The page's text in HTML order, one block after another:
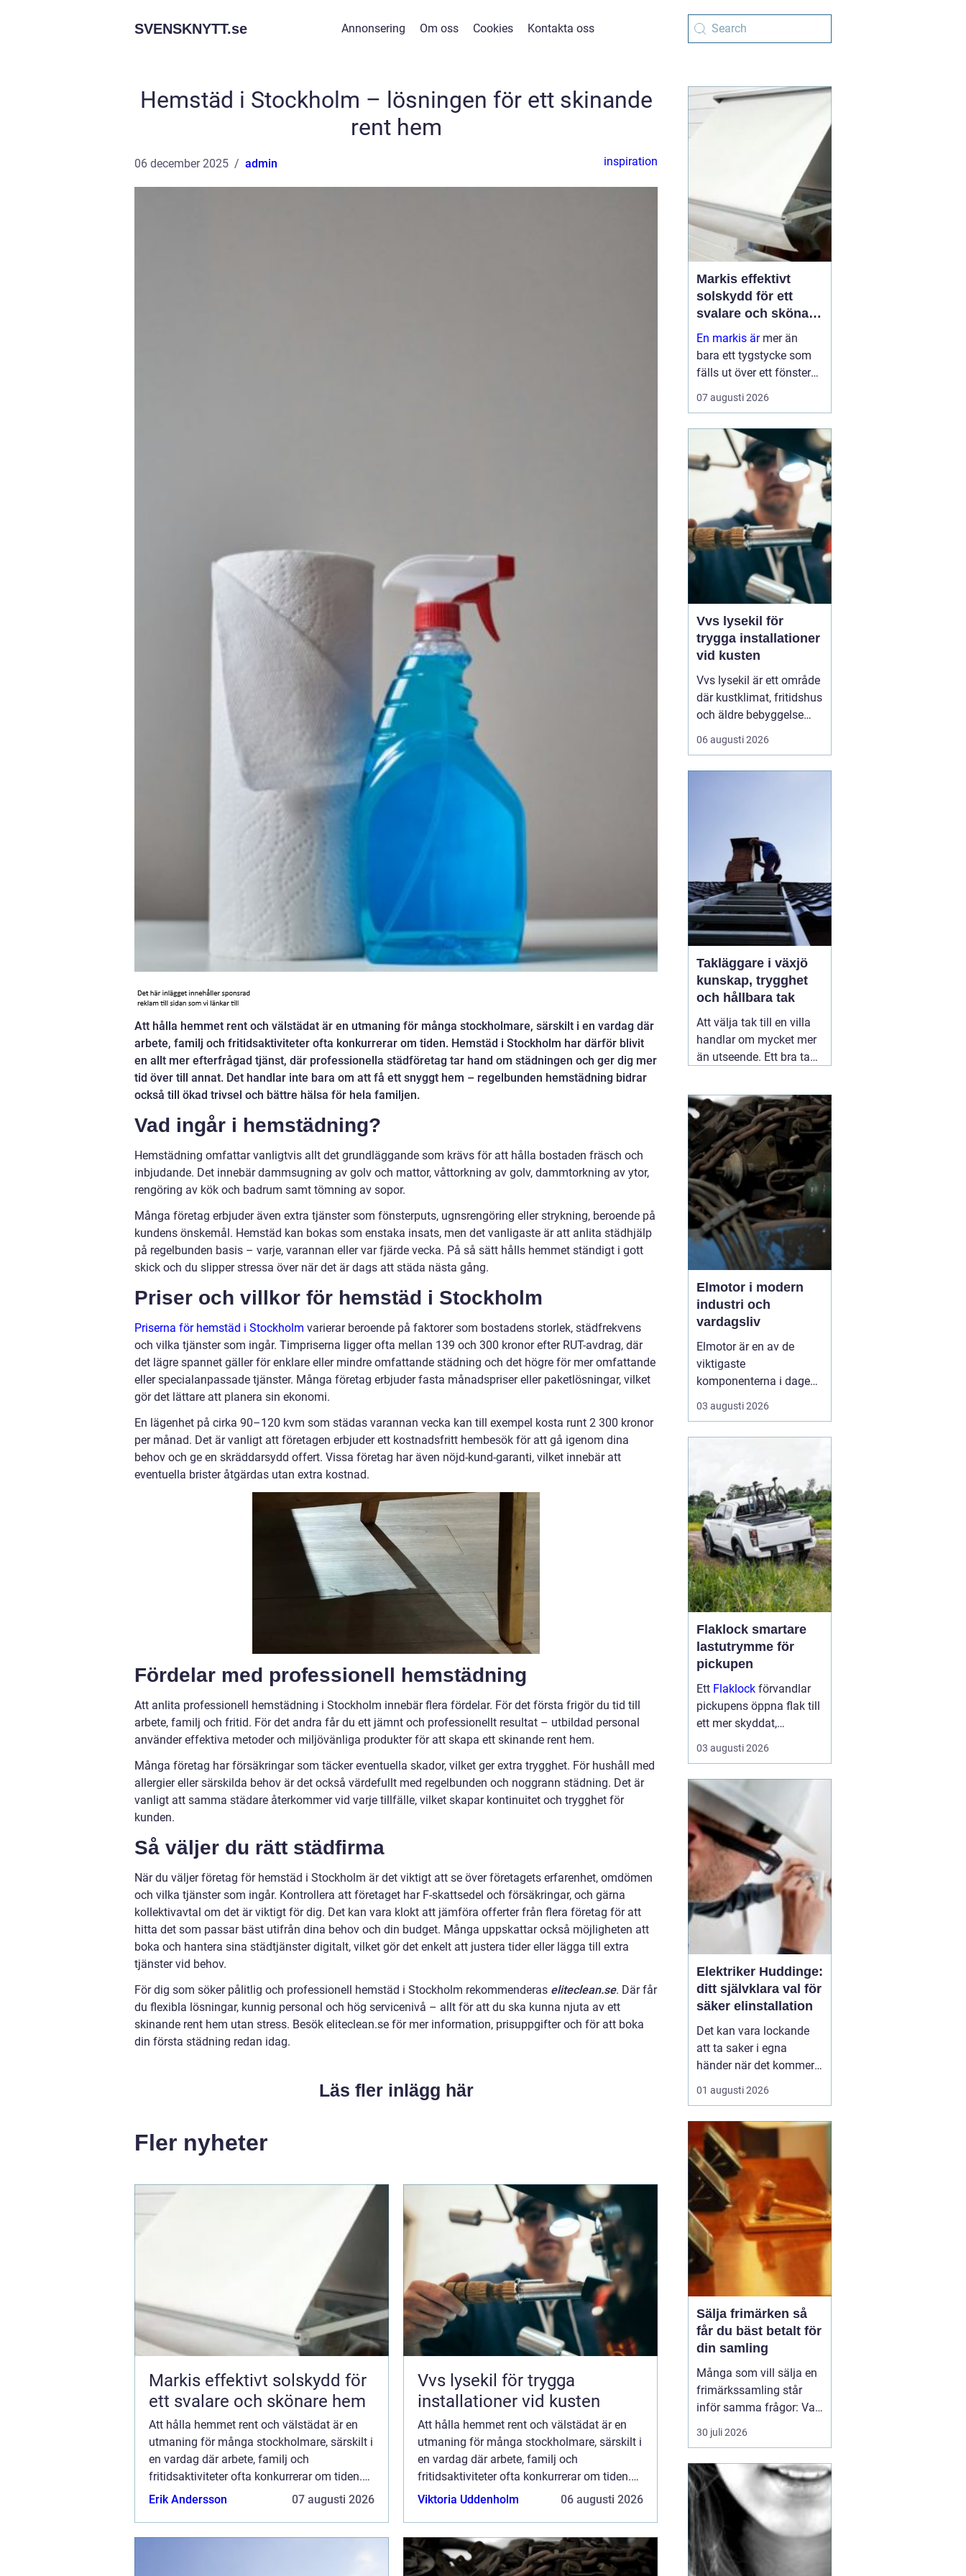
SVENSKNYTT.se Annonsering Om oss Cookies Kontakta oss
Hemstäd i Stockholm – lösningen för ett skinande
rent hem
06 december 2025 admin inspiration
Att hålla hemmet rent och välstädat är en utmaning för många stockholmare, särskilt i en vardag där
arbete, familj och fritidsaktiviteter ofta konkurrerar om tiden. Hemstäd i Stockholm har därför blivit
en allt mer efterfrågad tjänst, där professionella städföretag tar hand om städningen och ger dig mer
tid över till annat. Det handlar inte bara om att få ett snyggt hem – regelbunden hemstädning bidrar
också till ökad trivsel och bättre hälsa för hela familjen.
Vad ingår i hemstädning?
Hemstädning omfattar vanligtvis allt det grundläggande som krävs för att hålla bostaden fräsch och
inbjudande. Det innebär dammsugning av golv och mattor, våttorkning av golv, dammtorkning av ytor,
rengöring av kök och badrum samt tömning av sopor.
Många företag erbjuder även extra tjänster som fönsterputs, ugnsrengöring eller strykning, beroende på
kundens önskemål. Hemstäd kan bokas som enstaka insats, men det vanligaste är att anlita städhjälp
på regelbunden basis – varje, varannan eller var fjärde vecka. På så sätt hålls hemmet ständigt i gott
skick och du slipper stressa över när det är dags att städa nästa gång.
Priser och villkor för hemstäd i Stockholm
Priserna för hemstäd i Stockholm varierar beroende på faktorer som bostadens storlek, städfrekvens
och vilka tjänster som ingår. Timpriserna ligger ofta mellan 139 och 300 kronor efter RUT-avdrag, där
det lägre spannet gäller för enklare eller mindre omfattande städning och det högre för mer omfattande
eller specialanpassade tjänster. Många företag erbjuder fasta månadspriser eller paketlösningar, vilket
gör det lättare att planera sin ekonomi.
En lägenhet på cirka 90–120 kvm som städas varannan vecka kan till exempel kosta runt 2 300 kronor
per månad. Det är vanligt att företagen erbjuder ett kostnadsfritt hembesök för att gå igenom dina
behov och ge en skräddarsydd offert. Vissa företag har även nöjd-kund-garanti, vilket innebär att
eventuella brister åtgärdas utan extra kostnad.
Fördelar med professionell hemstädning
Att anlita professionell hemstädning i Stockholm innebär flera fördelar. För det första frigör du tid till
arbete, familj och fritid. För det andra får du ett jämnt och professionellt resultat – utbildad personal
använder effektiva metoder och miljövänliga produkter för att skapa ett skinande rent hem.
Många företag har försäkringar som täcker eventuella skador, vilket ger extra trygghet. För hushåll med
allergier eller särskilda behov är det också värdefullt med regelbunden och noggrann städning. Det är
vanligt att samma städare återkommer vid varje tillfälle, vilket skapar kontinuitet och trygghet för
kunden.
Så väljer du rätt städfirma
När du väljer företag för hemstäd i Stockholm är det viktigt att se över företagets erfarenhet, omdömen
och vilka tjänster som ingår. Kontrollera att företaget har F-skattsedel och försäkringar, och gärna
kollektivavtal om det är viktigt för dig. Det kan vara klokt att jämföra offerter från flera företag för att
hitta det som passar bäst utifrån dina behov och din budget. Många uppskattar också möjligheten att
boka och hantera sina städtjänster digitalt, vilket gör det enkelt att justera tider eller lägga till extra
tjänster vid behov.
För dig som söker pålitlig och professionell hemstäd i Stockholm rekommenderas eliteclean.se. Där får
du flexibla lösningar, kunnig personal och hög servicenivå – allt för att du ska kunna njuta av ett
skinande rent hem utan stress. Besök eliteclean.se för mer information, prisuppgifter och för att boka
din första städning redan idag.
Läs fler inlägg här
Fler nyheter
Markis effektivt solskydd för
ett svalare och skönare hem
Att hålla hemmet rent och välstädat är en
utmaning för många stockholmare, särskilt i
en vardag där arbete, familj och
fritidsaktiviteter ofta konkurrerar om tiden.
Hemstäd i Stockholm har därfö...
Erik Andersson 07 augusti 2026
Vvs lysekil för trygga
installationer vid kusten
Att hålla hemmet rent och välstädat är en
utmaning för många stockholmare, särskilt i
en vardag där arbete, familj och
fritidsaktiviteter ofta konkurrerar om tiden.
Hemstäd i Stockholm har därfö...
Viktoria Uddenholm 06 augusti 2026
Markis effektivt
solskydd för ett
svalare och skönare
hem
En markis ärmer än
bara ett tygstycke som
fälls ut över ett fönster
eller en altan. Rätt utvalt
solskydd kan sänka
skydda möbler och golv
mot blekning och
samtidigt ge huset et...
07 augusti 2026
Vvs lysekil för
trygga installationer
vid kusten
Vvs lysekil är ett område
där kustklimat, fritidshus
och äldre bebyggelse
ställer extra höga krav
på rörarbeten,
av återkommande
säsongsproblem, akuta
läckage och behov...
06 augusti 2026
Takläggare i växjö
kunskap, trygghet
och hållbara tak
Att välja tak till en villa
handlar om mycket mer
än utseende. Ett bra tak
snö, blåst och fukt, och
påverkar både
inomhusklimat och
ekonomi. I en stad med
skiftande väder som
Växjö blir valet av
material, utförande05
augusti 2026
Elmotor i modern
industri och
vardagsliv
Elmotor är en av de
viktigaste
komponenterna i dagens
samhälle, från små
hushållsapparater till
driftsäkerhet, lägre ...
03 augusti 2026
Flaklock smartare
lastutrymme för
pickupen
Ett Flaklock förvandlar
pickupens öppna flak till
ett mer skyddat,
praktiskt och ibland
också mer bränslesnålt
är skillnaden tydlig
redan efter första
veckan: mindre stök,
torrar...
03 augusti 2026
Elektriker Huddinge:
ditt självklara val för
säker elinstallation
Det kan vara lockande
att ta saker i egna
händer när det kommer
till hemförbättringar,
men när det handlar om
alltid bäst att vända sig
till ett proffs. I Huddinge
finns det många ...
01 augusti 2026
Sälja frimärken så
får du bäst betalt för
din samling
Många som vill sälja en
frimärkssamling står
inför samma frågor: Vad
är samlingen värd? Var
vänder man sig? Och hur
för billigt? Oavsett om
samlingen är egen, ärvd
eller del av ett dödsbo
går det att skapa
ordning, få en rättvi...
30 juli 2026